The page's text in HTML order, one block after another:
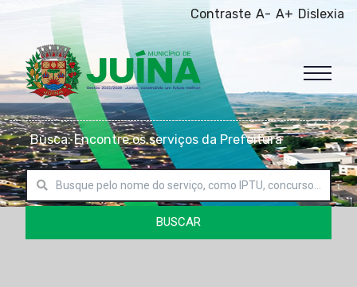
Contraste A- A+ Dislexia
Busca: Encontre os serviços da Prefeitura
BUSCAR